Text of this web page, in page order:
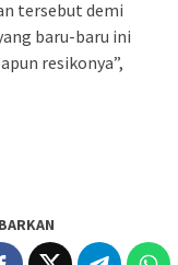
tersebut demi
baru-baru ini
resikonya”,